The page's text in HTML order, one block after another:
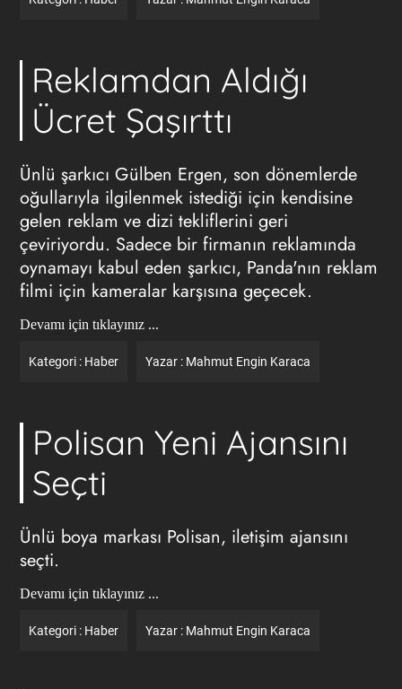
Reklamdan Aldığı
Ücret Şaşırttı
Ünlü şarkıcı Gülben Ergen, son dönemlerde
oğullarıyla ilgilenmek istediği için kendisine
gelen reklam ve dizi tekliflerini geri
çeviriyordu. Sadece bir firmanın reklamında
oynamayı kabul eden şarkıcı, Panda'nın reklam
filmi için kameralar karşısına geçecek.
Devamı için tıklayınız ...
Kategori : Haber Yazar : Mahmut Engin Karaca
Polisan Yeni Ajansını
Seçti
Ünlü boya markası Polisan, iletişim ajansını
seçti.
Devamı için tıklayınız ...
Kategori : Haber Yazar : Mahmut Engin Karaca